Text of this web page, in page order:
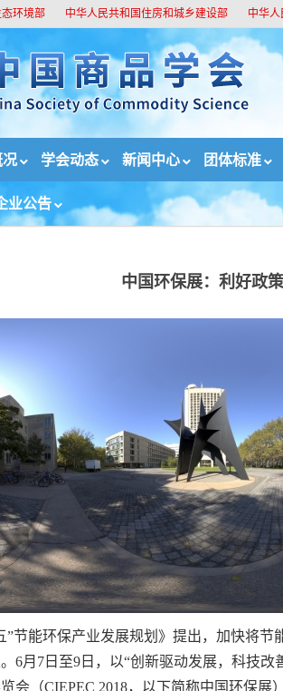
环境部 中华人民共和国住房和城乡建设部 中华
况 学会动态 新闻中心 团体标准
业公告
与绿色产品 中国环保展：利好政策激发产业活力
中国环保展：利好政
”节能环保产业发展规划》提出，加快将
6月7日至9日，以“创新驱动发展，科技改
会（CIEPEC 2018，以下简称中国环保展